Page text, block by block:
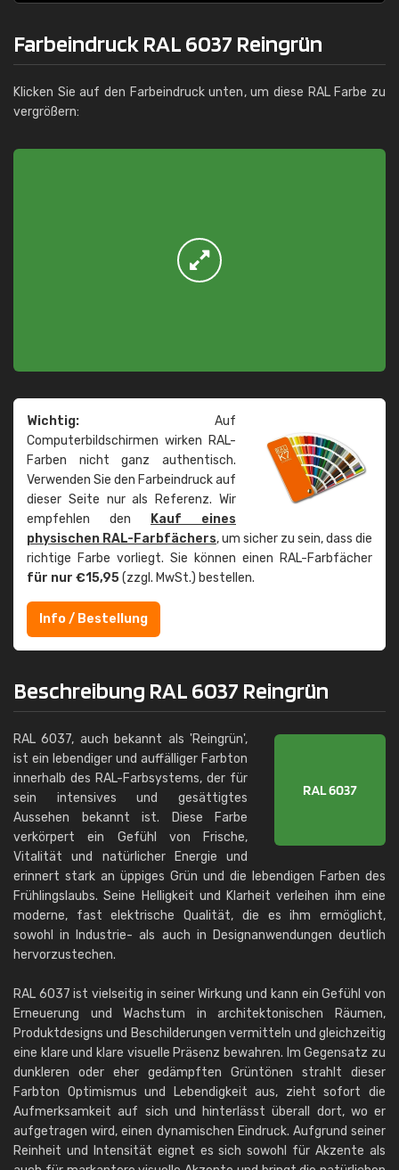
Farbeindruck RAL 6037 Reingrün
Klicken Sie auf den Farbeindruck unten, um diese RAL Farbe zu
vergrößern:
Wichtig: Auf
Computerbildschirmen wirken RAL-
Farben nicht ganz authentisch.
Verwenden Sie den Farbeindruck auf
dieser Seite nur als Referenz. Wir
empfehlen den
Kauf eines
physischen RAL-Farbfächers, um sicher zu sein, dass die
richtige Farbe vorliegt. Sie können einen RAL-Farbfächer
für nur €15,95(zzgl. MwSt.) bestellen.
Info / Bestellung
Beschreibung RAL 6037 Reingrün
RAL 6037, auch bekannt als 'Reingrün',
ist ein lebendiger und auffälliger Farbton
innerhalb des RAL-Farbsystems, der für
sein intensives und gesättigtes
Aussehen bekannt ist. Diese Farbe
verkörpert ein Gefühl von Frische,
Vitalität und natürlicher Energie und
erinnert stark an üppiges Grün und die lebendigen Farben des
Frühlingslaubs. Seine Helligkeit und Klarheit verleihen ihm eine
moderne, fast elektrische Qualität, die es ihm ermöglicht,
sowohl in Industrie- als auch in Designanwendungen deutlich
hervorzustechen.
RAL 6037 ist vielseitig in seiner Wirkung und kann ein Gefühl von
Erneuerung und Wachstum in architektonischen Räumen,
Produktdesigns und Beschilderungen vermitteln und gleichzeitig
eine klare und klare visuelle Präsenz bewahren. Im Gegensatz zu
dunkleren oder eher gedämpften Grüntönen strahlt dieser
Farbton Optimismus und Lebendigkeit aus, zieht sofort die
Aufmerksamkeit auf sich und hinterlässt überall dort, wo er
aufgetragen wird, einen dynamischen Eindruck. Aufgrund seiner
Reinheit und Intensität eignet es sich sowohl für Akzente als